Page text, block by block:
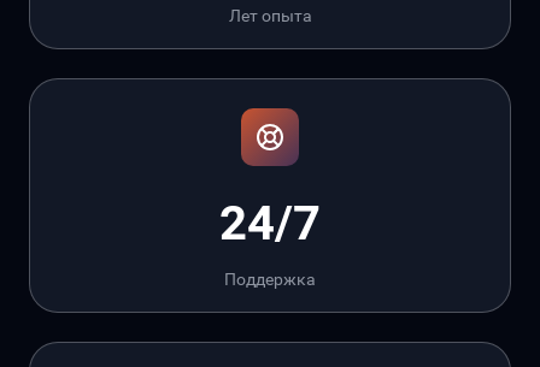
Лет опыта
24/7
Поддержка